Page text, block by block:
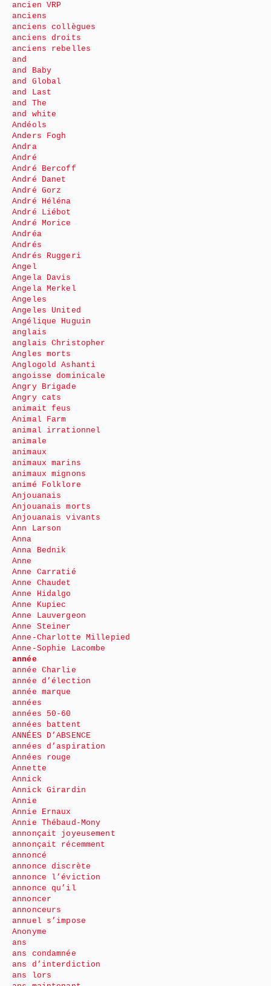
ancien VRP
anciens
anciens collègues
anciens droits
anciens rebelles
and
and Baby
and Global
and Last
and The
and white
Andéols
Anders Fogh
Andra
André
André Bercoff
André Danet
André Gorz
André Héléna
André Liébot
André Morice
Andréa
Andrés
Andrés Ruggeri
Angel
Angela Davis
Angela Merkel
Angeles
Angeles United
Angélique Huguin
anglais
anglais Christopher
Angles morts
Anglogold Ashanti
angoisse dominicale
Angry Brigade
Angry cats
animait feus
Animal Farm
animal irrationnel
animale
animaux
animaux marins
animaux mignons
animé Folklore
Anjouanais
Anjouanais morts
Anjouanais vivants
Ann Larson
Anna
Anna Bednik
Anne
Anne Carratié
Anne Chaudet
Anne Hidalgo
Anne Kupiec
Anne Lauvergeon
Anne Steiner
Anne-Charlotte Millepied
Anne-Sophie Lacombe
année
année Charlie
année d’élection
année marque
années
années 50-60
années battent
ANNÉES D’ABSENCE
années d’aspiration
Années rouge
Annette
Annick
Annick Girardin
Annie
Annie Ernaux
Annie Thébaud-Mony
annonçait joyeusement
annonçait récemment
annoncé
annonce discrète
annonce l’éviction
annonce qu’il
annoncer
annonceurs
annuel s’impose
Anonyme
ans
ans condamnée
ans d’interdiction
ans lors